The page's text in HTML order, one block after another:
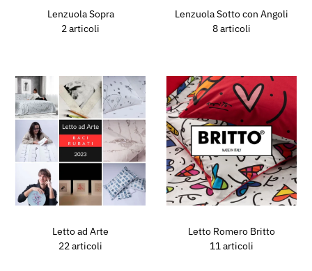
Lenzuola Sopra
2 articoli
Lenzuola Sotto con Angoli
8 articoli
Letto ad Arte
22 articoli
Letto Romero Britto
11 articoli